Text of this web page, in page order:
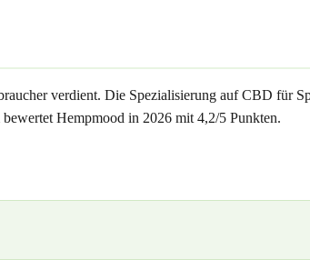
verdient. Die Spezialisierung auf CBD für
bewertet Hempmood in 2026 mit 4,2/5 Punkten.